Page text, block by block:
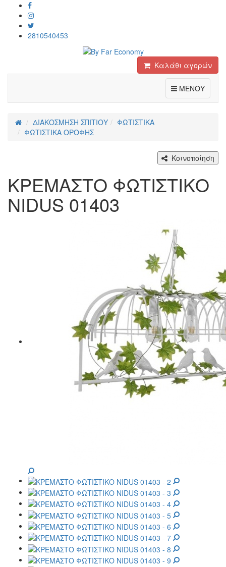
2810540453
Καλάθι αγορών
ΜΕΝΟΥ
ΔΙΑΚΟΣΜΗΣΗ ΣΠΙΤΙΟΥ
ΦΩΤΙΣΤΙΚΑ
ΦΩΤΙΣΤΙΚΑ ΟΡΟΦΗΣ
Κοινοποίηση
KΡΕΜΑΣΤΟ ΦΩΤΙΣΤΙΚΟ
NIDUS 01403